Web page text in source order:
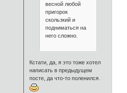
весной любой
пригорок
скользкий и
подниматься на
него сложно.
Кстати, да, я это тоже хотел
написать в предыдущем
посте, да что-то поленился.